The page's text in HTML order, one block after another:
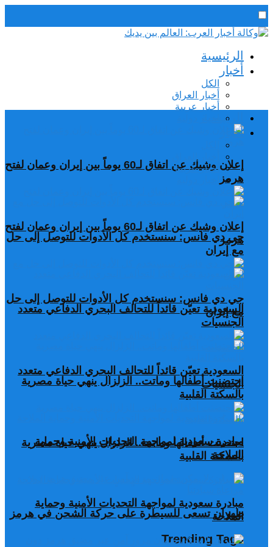
رئيس التحرير / د. اسماعيل الجنابي
الخميس,6 أغسطس, 2026الرئيسية
أخبار
الكل
أخبار العراق
أخبار عربية
إعلان وشيك عن اتفاق لـ60 يوماً بين إيران وعمان لفتح
هرمز
جي دي فانس: سنستخدم كل الأدوات للتوصل إلى حل
مع إيران
السعودية تعيّن قائداً للتحالف البحري الدفاعي متعدد
الجنسيات
احتضنت أطفالها وماتت.. الزلزال ينهي حياة مصرية
بالسكتة القلبية
مبادرة سعودية لمواجهة التحديات الأمنية وحماية
الملاحة
طهران تسعى للسيطرة على حركة الشحن في هرمز
Trending Tags
الرئيسية
أخبار
أخبار عربية
إعلان وشيك عن اتفاق لـ60 يوماً بين إيران وعمان لفتح
هرمز
جي دي فانس: سنستخدم كل الأدوات للتوصل إلى حل
مع إيران
السعودية تعيّن قائداً للتحالف البحري الدفاعي متعدد
الجنسيات
احتضنت أطفالها وماتت.. الزلزال ينهي حياة مصرية
بالسكتة القلبية
مبادرة سعودية لمواجهة التحديات الأمنية وحماية
الملاحة